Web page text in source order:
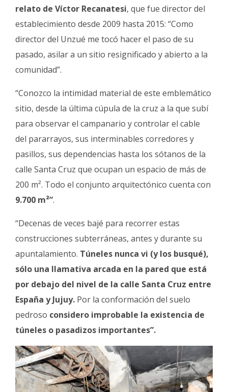
relato de Víctor Recanatesi, que fue director del
establecimiento desde 2009 hasta 2015: “Como
director del Unzué me tocó hacer el paso de su
pasado, asilar a un sitio resignificado y abierto a la
comunidad”.
“Conozco la intimidad material de este emblemático
sitio, desde la última cúpula de la cruz a la que subí
para observar el campanario y controlar el cable
del pararrayos, sus interminables corredores y
pasillos, sus dependencias hasta los sótanos de la
calle Santa Cruz que ocupan un espacio de más de
200 m². Todo el conjunto arquitectónico cuenta con
9.700 m²”.
“Decenas de veces bajé para recorrer estas
construcciones subterráneas, antes y durante su
apuntalamiento. Túneles nunca vi (y los busqué),
sólo una llamativa arcada en la pared que está
por debajo del nivel de la calle Santa Cruz entre
España y Jujuy. Por la conformación del suelo
pedroso considero improbable la existencia de
túneles o pasadizos importantes”.